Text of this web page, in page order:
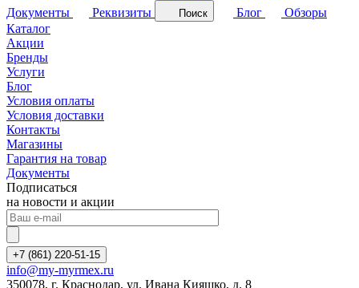
Документы
Реквизиты Поиск Блог
Обзоры
Каталог
Акции
Бренды
Услуги
Блог
Условия оплаты
Условия доставки
Контакты
Магазины
Гарантия на товар
Документы
Подписаться
на новости и акции
+7 (861) 220-51-15
info@my-myrmex.ru
350078, г. Краснодар, ул. Ивана Кияшко, д. 8